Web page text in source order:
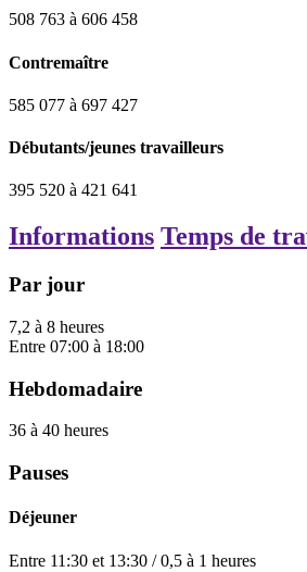
508 763 à 606 458
Contremaître
585 077 à 697 427
Débutants/jeunes travailleurs
395 520 à 421 641
Informations Temps de
Par jour
7,2 à 8 heures
Entre 07:00 à 18:00
Hebdomadaire
36 à 40 heures
Pauses
Déjeuner
Entre 11:30 et 13:30 /0,5 à 1 heures